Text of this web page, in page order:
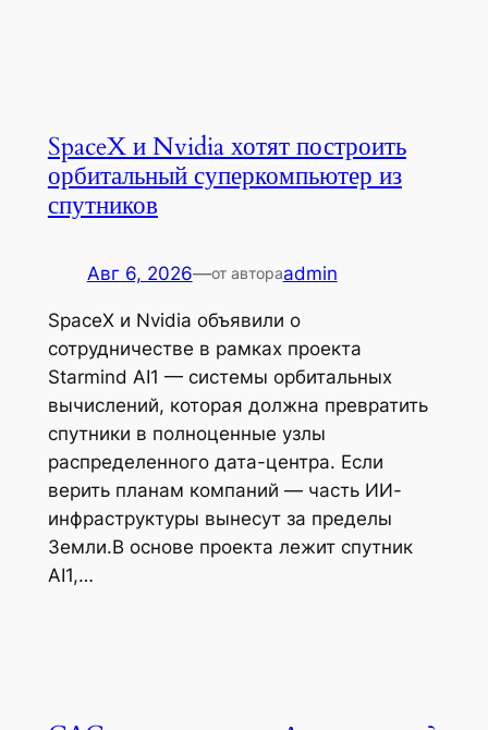
SpaceX и Nvidia хотят построить
орбитальный суперкомпьютер из
спутников
Авг 6, 2026—от автораadmin
SpaceX и Nvidia объявили о
сотрудничестве в рамках проекта
Starmind AI1 — системы орбитальных
вычислений, которая должна превратить
спутники в полноценные узлы
распределенного дата-центра. Если
верить планам компаний — часть ИИ-
инфраструктуры вынесут за пределы
Земли.В основе проекта лежит спутник
AI1,…